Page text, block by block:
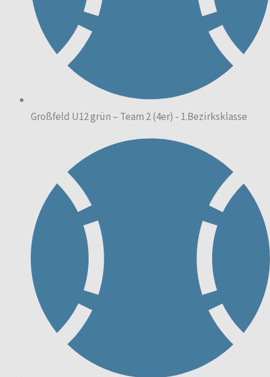
Großfeld U12 grün – Team 2 (4er) - 1.Bezirksklasse